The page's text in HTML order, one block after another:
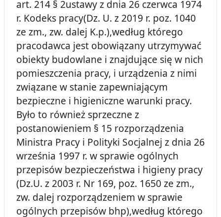
art. 214 § 2ustawy z dnia 26 czerwca 1974
r. Kodeks pracy(Dz. U. z 2019 r. poz. 1040
ze zm., zw. dalej K.p.),według którego
pracodawca jest obowiązany utrzymywać
obiekty budowlane i znajdujące się w nich
pomieszczenia pracy, i urządzenia z nimi
związane w stanie zapewniającym
bezpieczne i higieniczne warunki pracy.
Było to również sprzeczne z
postanowieniem § 15 rozporządzenia
Ministra Pracy i Polityki Socjalnej z dnia 26
września 1997 r. w sprawie ogólnych
przepisów bezpieczeństwa i higieny pracy
(Dz.U. z 2003 r. Nr 169, poz. 1650 ze zm.,
zw. dalej rozporządzeniem w sprawie
ogólnych przepisów bhp),według którego